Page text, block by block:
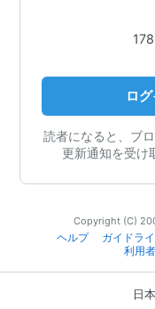
ロ
読者になると、ブ
更新通知を受け
Copyright (C)
ヘルプ
ガイドラ
利用
日